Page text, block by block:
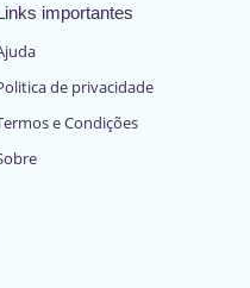
importantes
de privacidade
e Condições